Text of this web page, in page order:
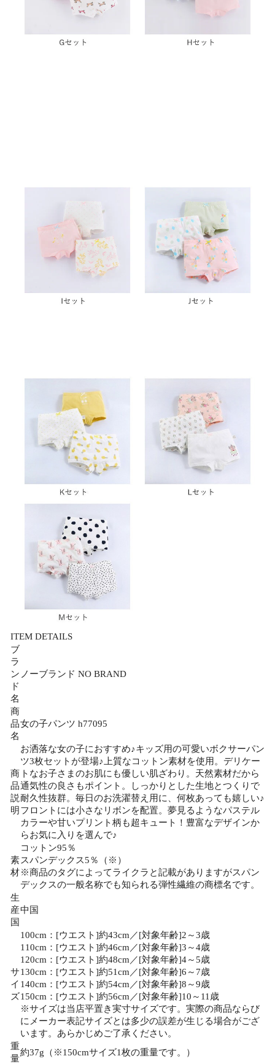
ITEM DETAILS
ブ
ラ
ン
ド
名
ノーブランド NO BRAND
商
品
名
女の子パンツ h77095
商
品
説
明
お洒落な女の子におすすめ♪キッズ用の可愛いボクサーパン
ツ3枚セットが登場♪上質なコットン素材を使用。デリケー
トなお子さまのお肌にも優しい肌ざわり。天然素材だから
通気性の良さもポイント。しっかりとした生地とつくりで
耐久性抜群。毎日のお洗濯替え用に、何枚あっても嬉しい♪
フロントには小さなリボンを配置。夢見るようなパステル
カラーや甘いプリント柄も超キュート！豊富なデザインか
らお気に入りを選んで♪
素
材
コットン95％
スパンデックス5％（※）
※商品のタグによってライクラと記載がありますがスパン
デックスの一般名称でも知られる弾性繊維の商標名です。
生
産
国
中国
サ
イ
ズ
100cm：[ウエスト]約43cm／[対象年齢]2～3歳
110cm：[ウエスト]約46cm／[対象年齢]3～4歳
120cm：[ウエスト]約48cm／[対象年齢]4～5歳
130cm：[ウエスト]約51cm／[対象年齢]6～7歳
140cm：[ウエスト]約54cm／[対象年齢]8～9歳
150cm：[ウエスト]約56cm／[対象年齢]10～11歳
※サイズは当店平置き実寸サイズです。実際の商品ならび
にメーカー表記サイズとは多少の誤差が生じる場合がござ
います。あらかじめご了承ください。
重
量
約37g（※150cmサイズ1枚の重量です。）